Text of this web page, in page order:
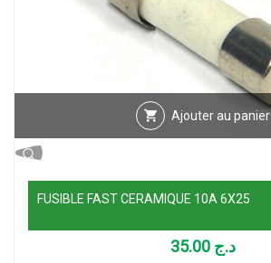
Ajouter au panier
FUSIBLE FAST CERAMIQUE 10A 6X25
د.ج